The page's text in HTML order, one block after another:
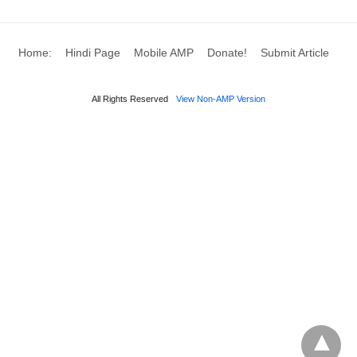
Home: Hindi Page Mobile AMP Donate! Submit Article
All Rights Reserved View Non-AMP Version